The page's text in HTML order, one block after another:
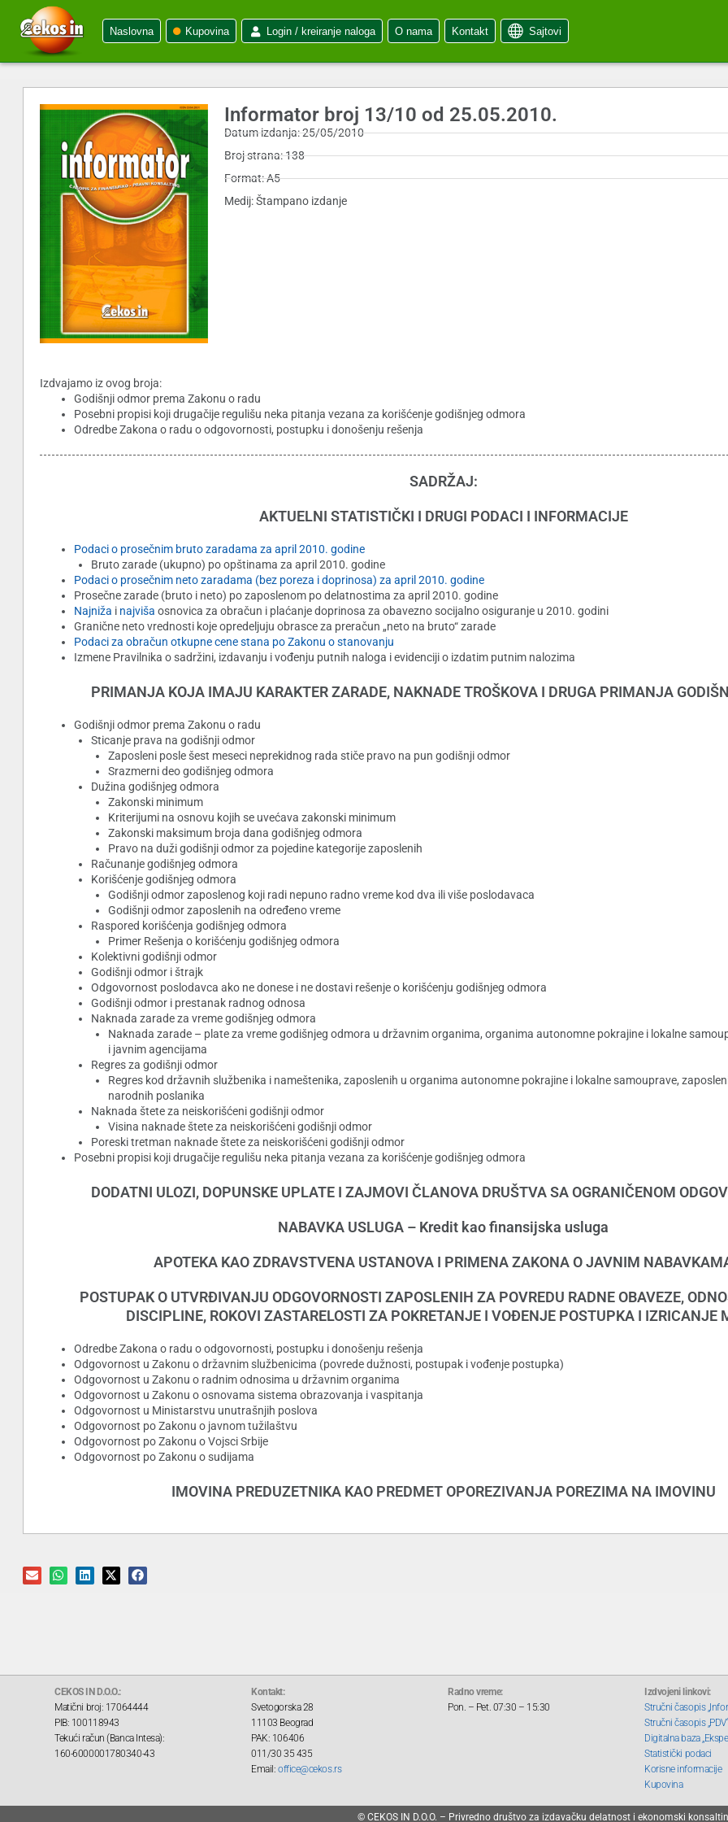
Naslovna Kupovina Login / kreiranje naloga O nama Kontakt Sajtovi
Informator broj 13/10 od 25.05.2010.
Datum izdanja: 25/05/2010
Broj strana: 138
Format: A5
Medij: Štampano izdanje
Izdvajamo iz ovog broja:
Godišnji odmor prema Zakonu o radu
Posebni propisi koji drugačije regulišu neka pitanja vezana za korišćenje godišnjeg odmora
Odredbe Zakona o radu o odgovornosti, postupku i donošenju rešenja
SADRŽAJ:
AKTUELNI STATISTIČKI I DRUGI PODACI I INFORMACIJE
Podaci o prosečnim bruto zaradama za april 2010. godine
Bruto zarade (ukupno) po opštinama za april 2010. godine
Podaci o prosečnim neto zaradama (bez poreza i doprinosa) za april 2010. godine
Prosečne zarade (bruto i neto) po zaposlenom po delatnostima za april 2010. godine
Najniža i najviša osnovica za obračun i plaćanje doprinosa za obavezno socijalno osiguranje u 2010. godini
Granične neto vrednosti koje opredeljuju obrasce za preračun „neto na bruto“ zarade
Podaci za obračun otkupne cene stana po Zakonu o stanovanju
Izmene Pravilnika o sadržini, izdavanju i vođenju putnih naloga i evidenciji o izdatim putnim nalozima
PRIMANJA KOJA IMAJU KARAKTER ZARADE, NAKNADE TROŠKOVA I DRUGA PRIMANJA
Godišnji odmor prema Zakonu o radu
Sticanje prava na godišnji odmor
Zaposleni posle šest meseci neprekidnog rada stiče pravo na pun godišnji odmor
Srazmerni deo godišnjeg odmora
Dužina godišnjeg odmora
Zakonski minimum
Kriterijumi na osnovu kojih se uvećava zakonski minimum
Zakonski maksimum broja dana godišnjeg odmora
Pravo na duži godišnji odmor za pojedine kategorije zaposlenih
Računanje godišnjeg odmora
Korišćenje godišnjeg odmora
Godišnji odmor zaposlenog koji radi nepuno radno vreme kod dva ili više poslodavaca
Godišnji odmor zaposlenih na određeno vreme
Raspored korišćenja godišnjeg odmora
Primer Rešenja o korišćenju godišnjeg odmora
Kolektivni godišnji odmor
Godišnji odmor i štrajk
Odgovornost poslodavca ako ne donese i ne dostavi rešenje o korišćenju godišnjeg odmora
Godišnji odmor i prestanak radnog odnosa
Naknada zarade za vreme godišnjeg odmora
Naknada zarade – plate za vreme godišnjeg odmora u državnim organima, organima autonomne pokrajine i lokalne
i javnim agencijama
Regres za godišnji odmor
Regres kod državnih službenika i nameštenika, zaposlenih u organima autonomne pokrajine i lokalne samouprave,
narodnih poslanika
Naknada štete za neiskorišćeni godišnji odmor
Visina naknade štete za neiskorišćeni godišnji odmor
Poreski tretman naknade štete za neiskorišćeni godišnji odmor
Posebni propisi koji drugačije regulišu neka pitanja vezana za korišćenje godišnjeg odmora
DODATNI ULOZI, DOPUNSKE UPLATE I ZAJMOVI ČLANOVA DRUŠTVA SA OGRANIČENOM
NABAVKA USLUGA – Kredit kao finansijska usluga
APOTEKA KAO ZDRAVSTVENA USTANOVA I PRIMENA ZAKONA O JAVNIM
POSTUPAK O UTVRĐIVANJU ODGOVORNOSTI ZAPOSLENIH ZA POVREDU RADNE OBAVEZE,
DISCIPLINE, ROKOVI ZASTARELOSTI ZA POKRETANJE I VOĐENJE POSTUPKA I IZRICANJE
Odredbe Zakona o radu o odgovornosti, postupku i donošenju rešenja
Odgovornost u Zakonu o državnim službenicima (povrede dužnosti, postupak i vođenje postupka)
Odgovornost u Zakonu o radnim odnosima u državnim organima
Odgovornost u Zakonu o osnovama sistema obrazovanja i vaspitanja
Odgovornost u Ministarstvu unutrašnjih poslova
Odgovornost po Zakonu o javnom tužilaštvu
Odgovornost po Zakonu o Vojsci Srbije
Odgovornost po Zakonu o sudijama
IMOVINA PREDUZETNIKA KAO PREDMET OPOREZIVANJA POREZIMA NA IMOVINU
CEKOS IN D.O.O.:
Matični broj: 17064444
PIB: 100118943
Tekući račun (Banca Intesa):
160-6000001780340-43
Kontakt:
Svetogorska 28
11103 Beograd
PAK: 106406
011/30 35 435
Email: office@cekos.rs
Radno vreme:
Pon. – Pet. 07:30 – 15:30
Izdvojeni linkovi:
Stručni časopis
Stručni časopis
Digitalna baza
Statistički podaci
Korisne informacije
Kupovina
© CEKOS IN D.O.O. – Privredno društvo za izdavačku delatnost i ekonomski